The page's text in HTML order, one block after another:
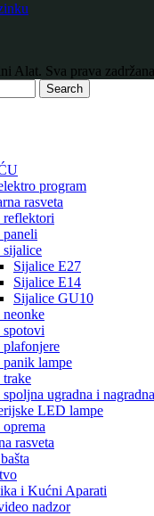
Alat. Sva prava zadržana
Search
program
rasveta
reflektori
sijalice
Sijalice E27
Sijalice E14
Sijalice GU10
spotovi
plafonjere
panik lampe
ugradna i
LED lampe
rasveta
i Kućni Aparati
nadzor